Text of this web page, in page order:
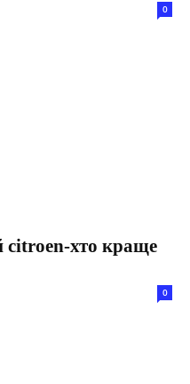
0
citroen-хто краще
0